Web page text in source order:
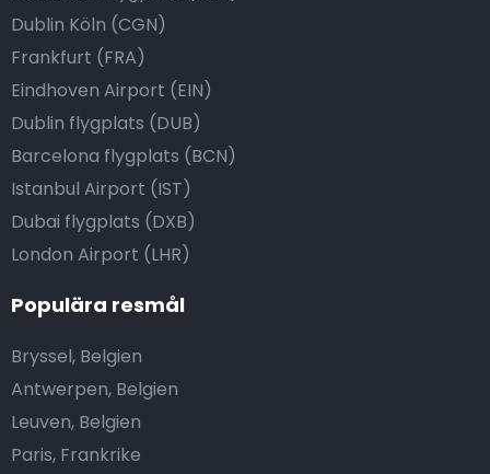
Dublin Köln (CGN)
Frankfurt (FRA)
Eindhoven Airport (EIN)
Dublin flygplats (DUB)
Barcelona flygplats (BCN)
Istanbul Airport (IST)
Dubai flygplats (DXB)
London Airport (LHR)
Populära resmål
Bryssel, Belgien
Antwerpen, Belgien
Leuven, Belgien
Paris, Frankrike